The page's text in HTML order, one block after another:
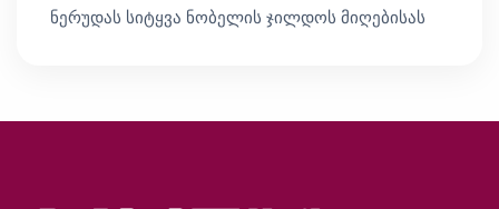
ნერუდას სიტყვა ნობელის ჯილდოს მიღებისას